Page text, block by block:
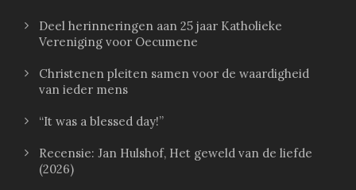
Deel herinneringen aan 25 jaar Katholieke
Vereniging voor Oecumene
Christenen pleiten samen voor de waardigheid
van ieder mens
“It was a blessed day!”
Recensie: Jan Hulshof, Het geweld van de liefde
(2026)